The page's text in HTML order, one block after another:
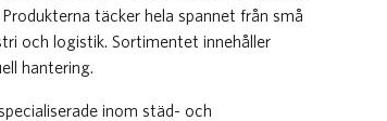
täcker hela spannet från små
och logistik. Sortimentet innehåller
hantering.
inom städ- och